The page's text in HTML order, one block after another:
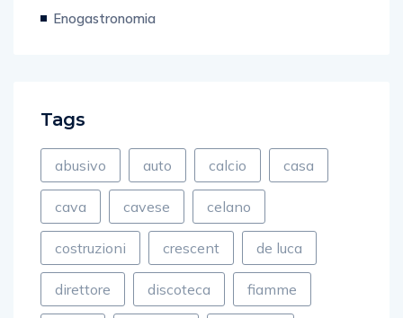
Enogastronomia
Tags
abusivo auto calcio casa
cava cavese celano
costruzioni crescent de luca
direttore discoteca fiamme